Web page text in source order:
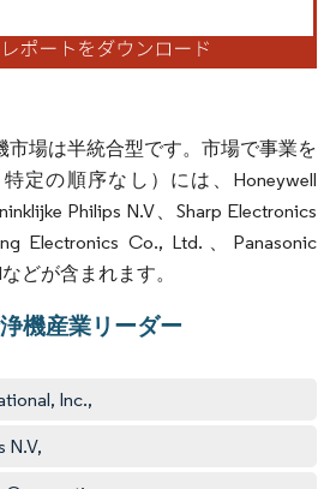
市場は半統合型です。市場で事業を
定の順序なし）には、Honeywell
Philips N.V、Sharp Electronics
Electronics Co., Ltd.、Panasonic
どが含まれます。
機産業リーダー
Inc.,
N.V,